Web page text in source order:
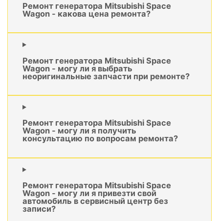
Ремонт генератора Mitsubishi Space
Wagon - какова цена ремонта?
Ремонт генератора Mitsubishi Space
Wagon - могу ли я выбрать
неоригинальные запчасти при ремонте?
Ремонт генератора Mitsubishi Space
Wagon - могу ли я получить
консультацию по вопросам ремонта?
Ремонт генератора Mitsubishi Space
Wagon - могу ли я привезти свой
автомобиль в сервисный центр без
записи?